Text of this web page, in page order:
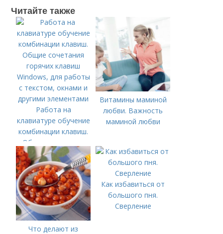
Читайте также
Работа на
клавиатуре обучение
комбинации клавиш.
Общие сочетания
горячих клавиш
Windows, для работы
с текстом, окнами и
другими элементами
Витамины маминой
любви. Важность
маминой любви
Что делают из
Как избавиться от
большого пня.
Сверление